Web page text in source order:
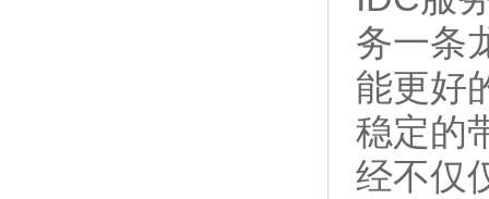
务一条
能更好
稳定的
经不仅